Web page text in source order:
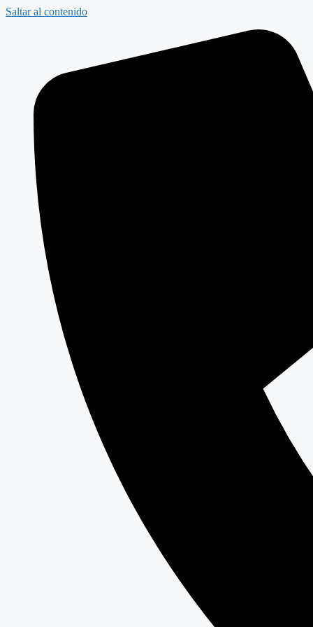
Saltar al contenido